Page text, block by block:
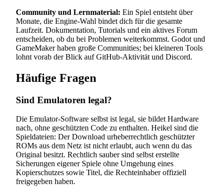
Community und Lernmaterial: Ein Spiel entsteht über
Monate, die Engine-Wahl bindet dich für die gesamte
Laufzeit. Dokumentation, Tutorials und ein aktives Forum
entscheiden, ob du bei Problemen weiterkommst. Godot und
GameMaker haben große Communities; bei kleineren Tools
lohnt vorab der Blick auf GitHub-Aktivität und Discord.
Häufige Fragen
Sind Emulatoren legal?
Die Emulator-Software selbst ist legal, sie bildet Hardware
nach, ohne geschützten Code zu enthalten. Heikel sind die
Spieldateien: Der Download urheberrechtlich geschützter
ROMs aus dem Netz ist nicht erlaubt, auch wenn du das
Original besitzt. Rechtlich sauber sind selbst erstellte
Sicherungen eigener Spiele ohne Umgehung eines
Kopierschutzes sowie Titel, die Rechteinhaber offiziell
freigegeben haben.